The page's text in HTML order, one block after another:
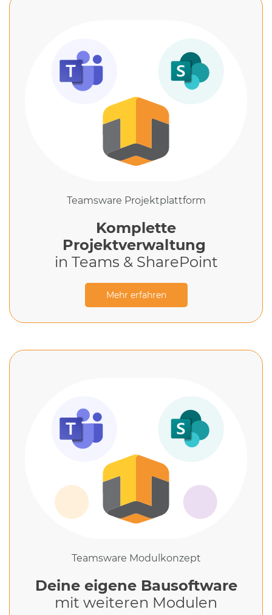
Teamsware Projektplattform
Komplette
Projektverwaltung
in Teams & SharePoint​
Mehr erfahren
Teamsware Modulkonzept
Deine eigene Bausoftware
mit weiteren Modulen